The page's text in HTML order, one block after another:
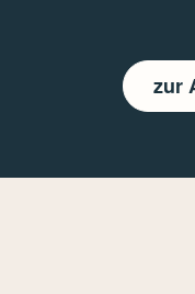
zur